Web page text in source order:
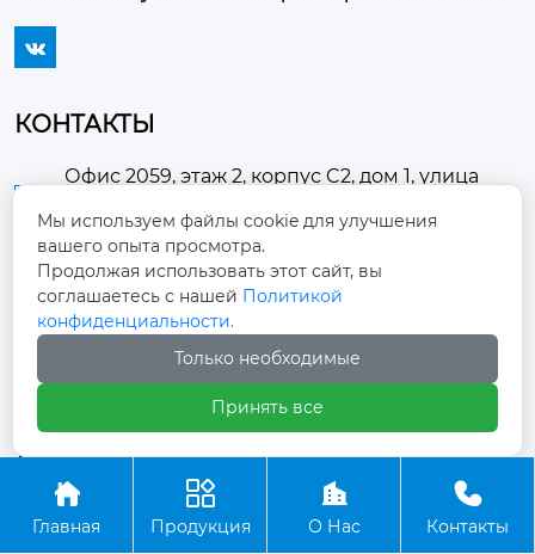

КОНТАКТЫ
Офис 2059, этаж 2, корпус C2, дом 1, улица
Чаоян, город Пекин
 30057528@qq.com
+86-18695102982
Авторское право © ООО Пекин Жуйтай Тяньчэн
Транспортные Технологии

Главная

Продукция

О Нас

Контакты
Мы используем файлы cookie для улучшения
вашего опыта просмотра.
Продолжая использовать этот сайт, вы
соглашаетесь с нашей Политикой
конфиденциальности.
Только необходимые
Принять все